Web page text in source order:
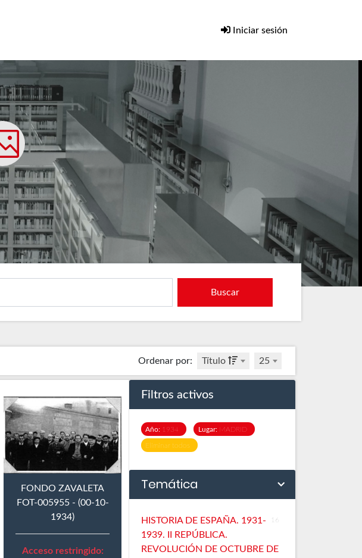
Iniciar sesión
Picture
Buscar
Ordenar por: Título 25
FONDO ZAVALETA
FOT-005955 - (00-10-
1934)
Acceso restringido:
Filtros activos
Año: 1934 Lugar:MADRID
Eliminar todos
Temática
16
HISTORIA DE ESPAÑA. 1931-
1939. II REPÚBLICA.
REVOLUCIÓN DE OCTUBRE DE